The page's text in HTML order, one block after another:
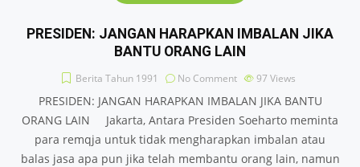
PRESIDEN: JANGAN HARAPKAN IMBALAN JIKA
BANTU ORANG LAIN
Berita Tahun 1991 No Comment 97 Views
PRESIDEN: JANGAN HARAPKAN IMBALAN JIKA BANTU
ORANG LAIN Jakarta, Antara Presiden Soeharto meminta
para remqja untuk tidak mengharapkan imbalan atau
balas jasa apa pun jika telah membantu orang lain, namun